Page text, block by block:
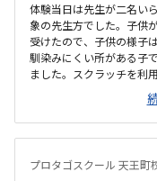
体験当日は先生が二名い
象の先生方でした。子供
受けたので、子供の様子
馴染みにくい所がある子
ました。スクラッチを利
けこれなら子供も楽しん
もありましたが、それを
ら等ルール決めもしっか
あると思います。自宅か
教室内は入口で靴を脱ぎ
プロタゴスクール 天王町